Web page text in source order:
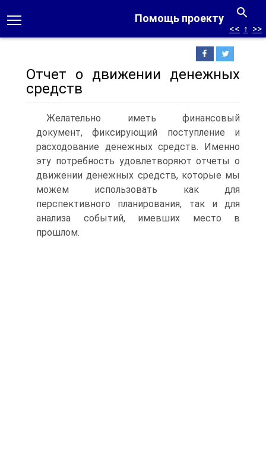
Помощь проекту
<< ↑ >>
Отчет о движении денежных
средств
Желательно иметь финансовый
документ, фиксирующий поступление и
расходование денежных средств. Именно
эту потребность удовлетворяют отчеты о
движении денежных средств, которые мы
можем использовать как для
перспективного планирования, так и для
анализа событий, имевших место в
прошлом.